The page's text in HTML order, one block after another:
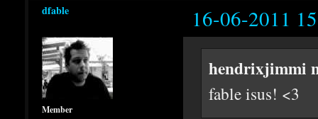
dfable 16-06-2011
Member
hendrixjimmi
fable isus! <3